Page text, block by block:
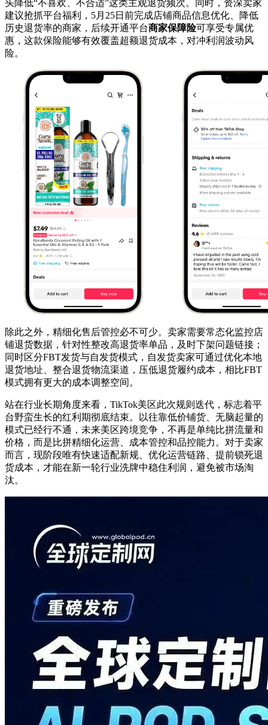
头降低“不喜欢、不合适”这类主观退货频次。同时，资深卖家
建议抢抓平台福利，5月25日前完成店铺商品信息优化、降低
历史退货率的商家，后续开通平台商家保障险可享受专属优
惠，这款保险能够有效覆盖超额退货成本，对冲利润波动风
险。
除此之外，精细化售后管控必不可少。卖家需要常态化监控店
铺退货数据，针对性整改高退货率单品，及时下架问题链接；
同时区分FBT发货与自发货模式，自发货卖家可通过优化本地
退货地址、整合退货物流渠道，压低退货履约成本，相比FBT
模式拥有更大的成本调整空间。
站在行业长期角度来看，TikTok美区此次规则迭代，标志着平
台野蛮生长的红利期彻底结束。以往靠低价铺货、无脑起量的
模式已经行不通，未来美区跨境竞争，不再是单纯比拼流量和
价格，而是比拼精细化运营、成本管控和品控能力。对于卖家
而言，现阶段唯有快速适配新规、优化运营链路、提前锁死退
货成本，才能在新一轮行业洗牌中稳住利润，避免被市场淘
汰。